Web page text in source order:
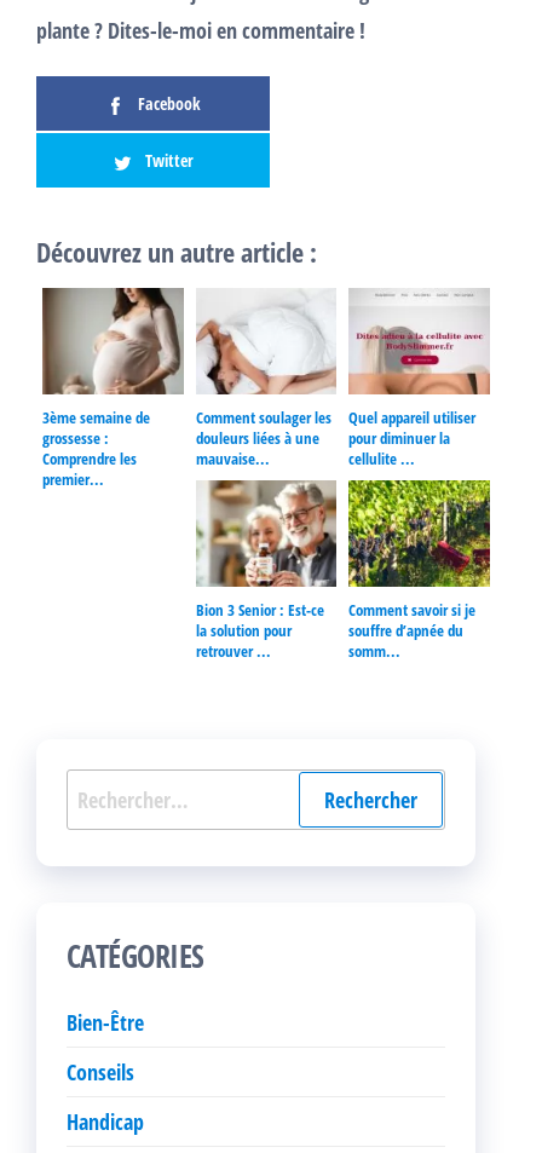
plante ? Dites-le-moi en commentaire !
Facebook
Twitter
Découvrez un autre article :
3ème semaine de
grossesse :
Comprendre les
premier...
Comment soulager les
douleurs liées à une
mauvaise...
Quel appareil utiliser
pour diminuer la
cellulite ...
Bion 3 Senior : Est-ce
la solution pour
retrouver ...
Comment savoir si je
souffre d’apnée du
somm...
Rechercher :
CATÉGORIES
Bien-Être
Conseils
Handicap